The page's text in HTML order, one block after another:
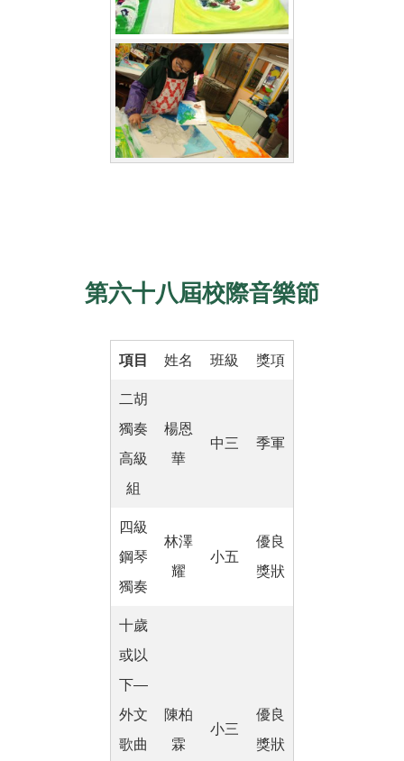
第六十八屆校際音樂節
項目 姓名 班級 獎項
二胡
獨奏
高級
組
楊恩
華
中三 季軍
四級
鋼琴
獨奏
林澤
耀
小五
優良
獎狀
十歲
或以
下―
外文
歌曲
陳柏
霖
小三
優良
獎狀